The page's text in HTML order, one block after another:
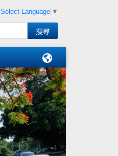
Select Language ▼